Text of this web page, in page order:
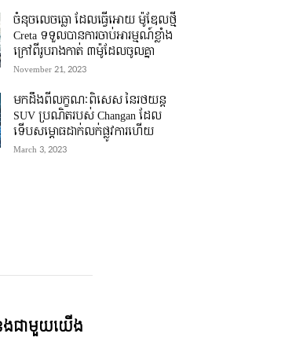
ចំនុចលេចធ្លោ ដែលធ្វើអោយ ម៉ូឌែលថ្មី
Creta ទទួលបានការចាប់អារម្មណ៍ខ្លាំង
ក្រៅពីរូបរាងកាត់ ៣ម៉ូដែលចូលគ្នា
November 21, 2023
មកដឹងពីលក្ខណៈពិសេស នៃរថយន្ត
SUV ប្រណិតរបស់ Changan ដែល
ទើបសម្ភោធដាក់លក់ផ្លូវការហើយ
March 3, 2023
ងជាមួយយើង